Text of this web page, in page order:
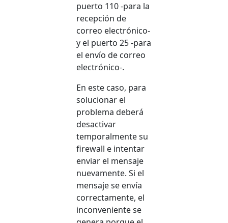
puerto 110 -para la
recepción de
correo electrónico-
y el puerto 25 -para
el envío de correo
electrónico-.
En este caso, para
solucionar el
problema deberá
desactivar
temporalmente su
firewall e intentar
enviar el mensaje
nuevamente. Si el
mensaje se envía
correctamente, el
inconveniente se